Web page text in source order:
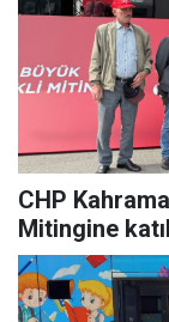
CHP
Mitingine